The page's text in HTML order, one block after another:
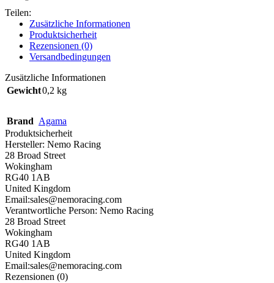
Teilen:
Zusätzliche Informationen
Produktsicherheit
Rezensionen (0)
Versandbedingungen
Zusätzliche Informationen
Gewicht0,2 kg
Brand Agama
Produktsicherheit
Hersteller: Nemo Racing
28 Broad Street
Wokingham
RG40 1AB
United Kingdom
Email:sales@nemoracing.com
Verantwortliche Person: Nemo Racing
28 Broad Street
Wokingham
RG40 1AB
United Kingdom
Email:sales@nemoracing.com
Rezensionen (0)